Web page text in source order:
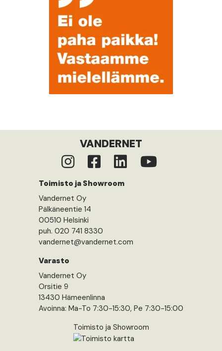
VANDERNET
Toimisto ja Showroom
Vandernet Oy
Pälkäneentie 14
00510 Helsinki
puh. 020 741 8330
vandernet@vandernet.com
Varasto
Vandernet Oy
Orsitie 9
13430 Hämeenlinna
Avoinna: Ma-To 7:30-15:30, Pe 7:30-15:00
Toimisto ja Showroom